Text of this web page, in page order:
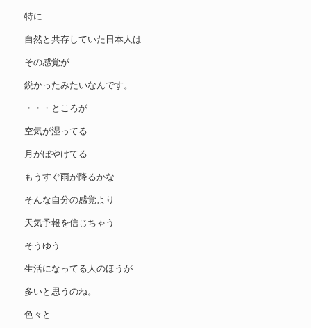
特に
自然と共存していた日本人は
その感覚が
鋭かったみたいなんです。
・・・ところが
空気が湿ってる
月がぼやけてる
もうすぐ雨が降るかな
そんな自分の感覚より
天気予報を信じちゃう
そうゆう
生活になってる人のほうが
多いと思うのね。
色々と